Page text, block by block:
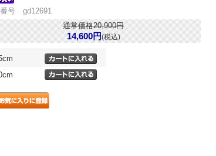
号 gd12691
通常価格20,900円
14,600円(税込)